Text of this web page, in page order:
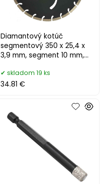
Diamantový kotúč
segmentový 350 x 25,4 x
3,9 mm, segment 10 mm,
skladom 19 ks
34.81 €